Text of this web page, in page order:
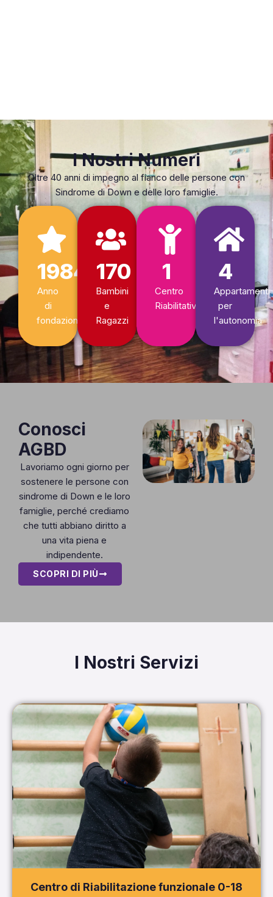
I Nostri Numeri
Oltre 40 anni di impegno al fianco delle persone con
Sindrome di Down e delle loro famiglie.
1984
Anno
di
fondazione
170
Bambini
e
Ragazzi
1
Centro
Riabilitativo
4
Appartamenti
per
l'autonomia
Conosci
AGBD
Lavoriamo ogni giorno per
sostenere le persone con
sindrome di Down e le loro
famiglie, perché crediamo
che tutti abbiano diritto a
una vita piena e
indipendente.
SCOPRI DI PIÙ
I Nostri Servizi
Centro di Riabilitazione funzionale 0-18